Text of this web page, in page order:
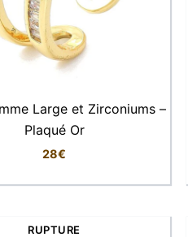
Large et Zirconiums –
Plaqué Or
28€
RUPTURE